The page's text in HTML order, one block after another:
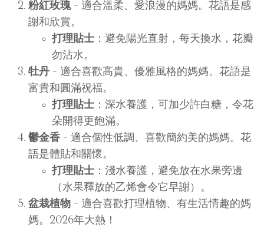
粉紅玫瑰– 適合溫柔、愛浪漫的媽媽。花語是感
謝和欣賞。
打理貼士 ：避免陽光直射，每天換水，花瓣
勿沾水。
牡丹 – 適合喜歡高貴、優雅風格的媽媽。花語是
富貴和圓滿祝福。
打理貼士 ：深水養護，可加少許白糖，令花
朵開得更飽滿。
鬱金香 – 適合個性低調、喜歡簡約美的媽媽。花
語是體貼和關懷。
打理貼士 ：淺水養護，避免放在水果旁邊
（水果釋放的乙烯會令它早謝）。
盆栽植物 – 適合喜歡打理植物、有生活情趣的媽
媽。2026年大熱！